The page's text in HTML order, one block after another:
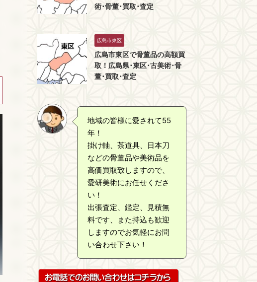
術･骨董･買取･査定
広島市東区
広島市東区で骨董品の高額買
取！広島県･東区･古美術･骨
董･買取･査定
地域の皆様に愛されて55
年！
掛け軸、茶道具、日本刀
などの骨董品や美術品を
高価買取致しますので、
愛研美術にお任せくださ
い！
出張査定、鑑定、見積無
料です、また持込も歓迎
しますのでお気軽にお問
い合わせ下さい！